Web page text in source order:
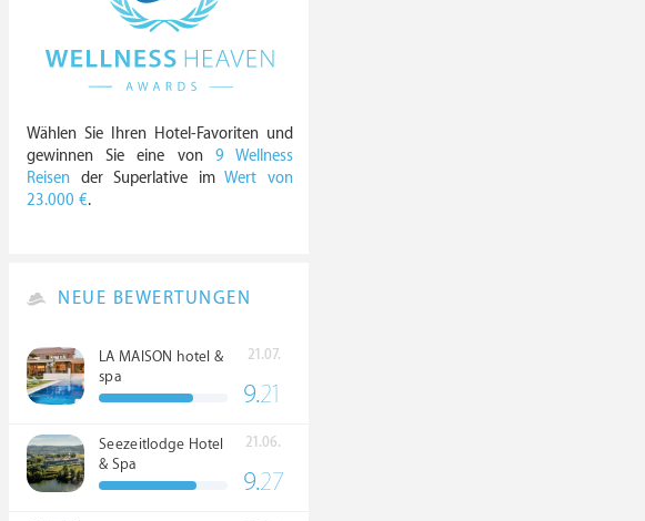
Wählen Sie Ihren Hotel-Favoriten und
gewinnen Sie eine von 9 Wellness
Reisen der Superlative imWert von
23.000 €.
NEUE BEWERTUNGEN
LA MAISON hotel &
spa
21.07.
9.21
Seezeitlodge Hotel
& Spa
21.06.
9.27